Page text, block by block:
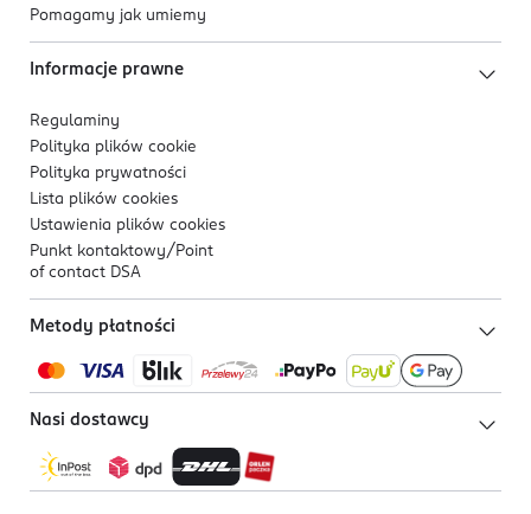
Pomagamy jak umiemy
Informacje prawne
Regulaminy
Polityka plików cookie
Polityka prywatności
Lista plików cookies
Ustawienia plików cookies
Punkt kontaktowy/ Point
of contact DSA
Metody płatności
Nasi dostawcy